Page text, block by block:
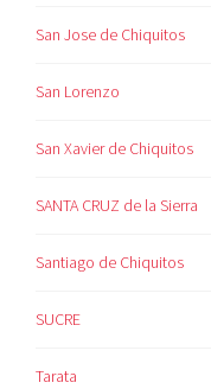
San Jose de Chiquitos
San Lorenzo
San Xavier de Chiquitos
SANTA CRUZ de la Sierra
Santiago de Chiquitos
SUCRE
Tarata